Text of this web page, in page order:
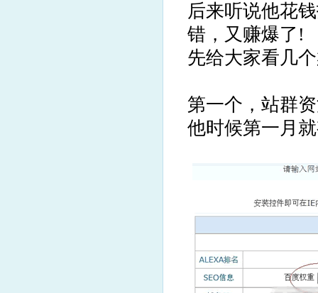
后来听说他花
错，又赚爆了!
先给大家看几
第一个，站群
他时候第一月